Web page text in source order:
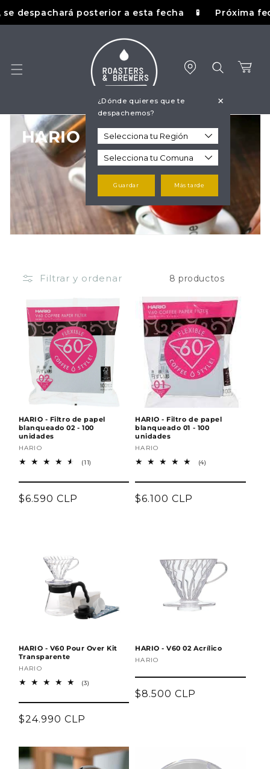
directamente
al contenido
posterior a esta fecha 🧪 Próxima
¿Dónde quieres que te
despachemos?
+
Guardar Más tarde
C
e
c
ó
n
HARIO
Filtrar y ordenar 8 productos
HARIO - Filtro de papel
blanqueado 02 - 100
unidades
Proveedor:
HARIO
(11)
Precio
$6.590 CLP
HARIO - Filtro de papel
blanqueado 01 - 100
unidades
Proveedor:
HARIO
(4)
Precio
$6.100 CLP
HARIO - V60 Pour Over Kit
Transparente
Proveedor:
HARIO
(3)
Precio
$24.990 CLP
HARIO - V60 02 Acrílico
Proveedor:
HARIO
Precio
$8.500 CLP